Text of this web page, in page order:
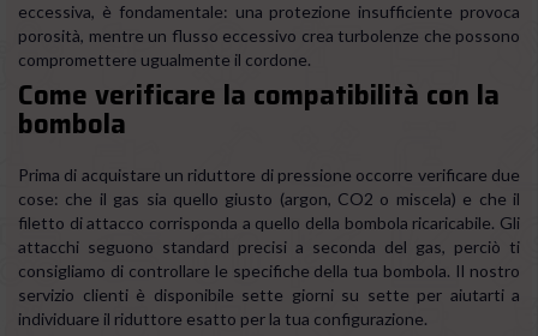
eccessiva, è fondamentale: una protezione insufficiente provoca
porosità, mentre un flusso eccessivo crea turbolenze che possono
compromettere ugualmente il cordone.
Come verificare la compatibilità con la
bombola
Prima di acquistare un riduttore di pressione occorre verificare due
cose: che il gas sia quello giusto (argon, CO2 o miscela) e che il
filetto di attacco corrisponda a quello della bombola ricaricabile. Gli
attacchi seguono standard precisi a seconda del gas, perciò ti
consigliamo di controllare le specifiche della tua bombola. Il nostro
servizio clienti è disponibile sette giorni su sette per aiutarti a
individuare il riduttore esatto per la tua configurazione.